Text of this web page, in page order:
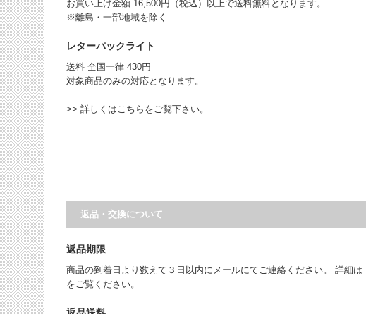
お買い上げ金額 16,500円（税込）以上で送料無料となります。
※離島・一部地域を除く
レターパックライト
送料 全国一律 430円
対象商品のみの対応となります。
>> 詳しくはこちらをご覧下さい。
返品・交換について
返品期限
商品の到着日より数えて３日以内にメールにてご連絡ください。 詳細は
をご覧ください。